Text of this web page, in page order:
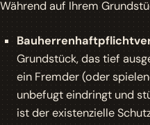
Während auf Ihrem
Grundstück, das tief
ein Fremder (oder
unbefugt eindringt und
ist der existenzielle